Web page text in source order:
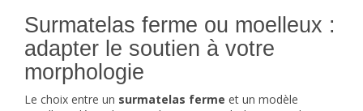
Surmatelas ferme ou moelleux :
adapter le soutien à votre
morphologie
Le choix entre un surmatelas ferme et un modèle